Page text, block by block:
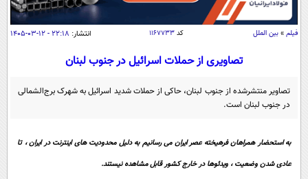
سیاسی
اقتصاد
یک برش دانایی
بین الملل
علم و دانش
فناوری و It
قرآن
فیلم » بین الملل کد۱۱۶۷۷۳۳ انتشار: ۲۲:۱۸ - ۱۲-۰۳-۱۴۰۵
تصاویری از حملات اسرائیل در جنوب لبنان
تصاویر منتشرشده از جنوب لبنان، حاکی از حملات شدید اسرائیل به شهرک برج‌الشمالی
در جنوب لبنان است.
به استحضار همراهان فرهیخته عصر ایران می رسانیم به دلیل محدودیت های اینترنت در ایران ، تا
عادی شدن وضعیت ، ویدئوها در خارج کشور قابل مشاهده نیستند.